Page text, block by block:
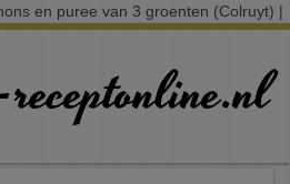
en puree van 3 groenten (Colruyt) |